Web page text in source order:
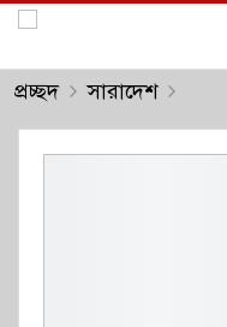
প্রচ্ছদ সারাদেশ